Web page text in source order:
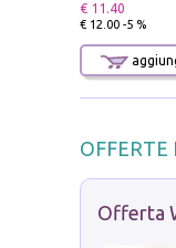
€ 11.40
€ 12.00 -5 %
OFFERTE
Offerta